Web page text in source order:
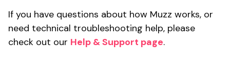
If you have questions about how Muzz works, or
need technical troubleshooting help, please
check out our Help & Support page.